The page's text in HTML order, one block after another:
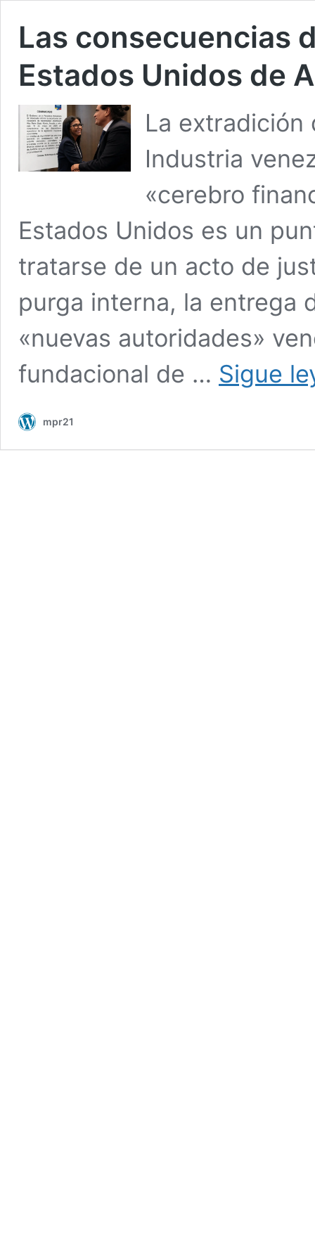
Las consecuencias
Estados Unidos de
La
Industria
«cerebro
Estados Unidos es un
tratarse de un acto de
purga interna, la entrega
«nuevas autoridades»
fundacional de … Sigue
mpr21